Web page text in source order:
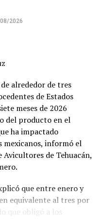
no han podido ser
que estas acciones
que la
de legalidad, eficiencia y
que se brinda a
que las
apego a la ley y
lo que hasta el
2026
alrededor de tres
de Estados
meses de 2026
del producto en el
ha impactado
mexicanos, informó el
de Tehuacán,
que entre enero y
equivalente al tres por
que obligó a los